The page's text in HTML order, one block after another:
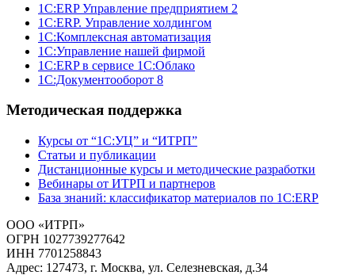
1С:ERP Управление предприятием 2
1С:ERP. Управление холдингом
1С:Комплексная автоматизация
1С:Управление нашей фирмой
1С:ERP в сервисе 1С:Облако
1С:Документооборот 8
Методическая поддержка
Курсы от “1С:УЦ” и “ИТРП”
Статьи и публикации
Дистанционные курсы и методические разработки
Вебинары от ИТРП и партнеров
База знаний: классификатор материалов по 1С:ERP
ООО «ИТРП»
ОГРН 1027739277642
ИНН 7701258843
Адрес: 127473, г. Москва, ул. Селезневская, д.34